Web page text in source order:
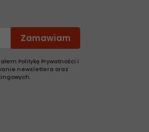
Politykę Prywatności i
newslettera oraz